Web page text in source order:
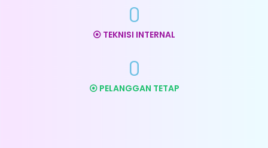
CUCI AC INVENTER
UKURAN PK : 0,5 - 1 PK
HARGA : RP. 130.000
0
⦿ TEKNISI INTERNAL
0
⦿ PELANGGAN TETAP